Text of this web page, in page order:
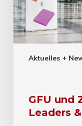
Aktuelles +
GFU und
Leaders